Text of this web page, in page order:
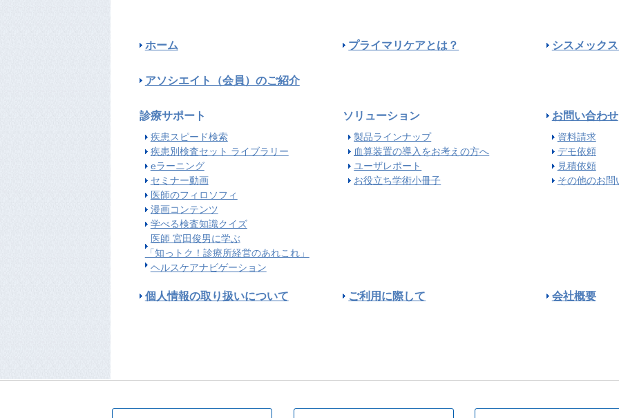
医師のフィロソフィ
ホーム プライマリケアとは？ シスメック
アソシエイト（会員）のご紹介
診療サポート
疾患スピード検索
疾患別検査セット ライブラリー
eラーニング
セミナー動画
医師のフィロソフィ
漫画コンテンツ
学べる検査知識クイズ
医師 宮田俊男に学ぶ
「知っトク！診療所経営のあれこれ」
ヘルスケアナビゲーション
ソリューション
製品ラインナップ
血算装置の導入をお考えの方へ
ユーザレポート
お役立ち学術小冊子
お問い合わせ
資料請求
デモ依頼
見積依頼
その他のお問
個人情報の取り扱いについて ご利用に際して 会社概要